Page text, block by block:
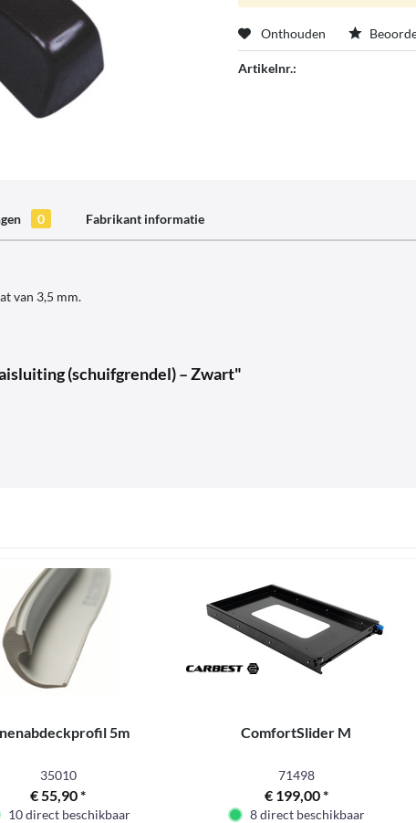
Onthouden
Artikelnr.:
0 Fabrikant informatie
van 3,5 mm.
(schuifgrendel) – Zwart"
5m
35010
€ 55,90 *
10 direct beschikbaar
ComfortSlider M
71498
€ 199,00 *
8 direct beschikbaar